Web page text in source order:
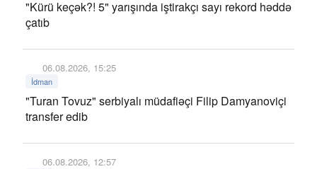
"Kürü keçək?! 5" yarışında iştirakçı sayı rekord həddə
çatıb
06.08.2026, 15:25
İdman
"Turan Tovuz" serbiyalı müdafiəçi Filip Damyanoviçi
transfer edib
06.08.2026, 12:57